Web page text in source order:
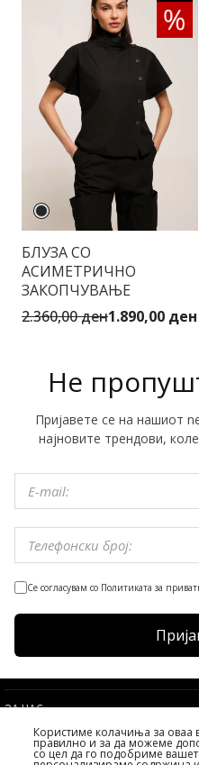
БЛУЗА СО
АСИМЕТРИЧНО
ЗАКОПЧУВАЊЕ
2.360,00 ден1.890,00 ден
Не
Пријавете се на нашиот
најновите трендови,
Се согласувам со Политиката за
ЗА НАС
УСЛОВИ
УСЛУГИ НА КЛИЕНТИТЕ
Користиме колачиња за оваа
правилно и за да можеме
со цел да го подобриме